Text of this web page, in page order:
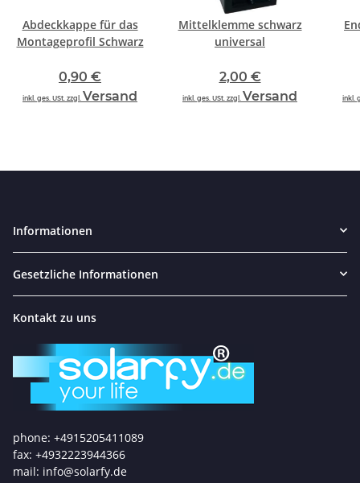
Abdeckkappe für das
Montageprofil Schwarz
0,90 €
inkl. ges. USt. zzgl. Versand
Mittelklemme schwarz
universal
2,00 €
inkl. ges. USt. zzgl. Versand inkl.
Informationen
Gesetzliche Informationen
Kontakt zu uns
phone: +4915205411089
fax: +4932223944366
mail: info@solarfy.de